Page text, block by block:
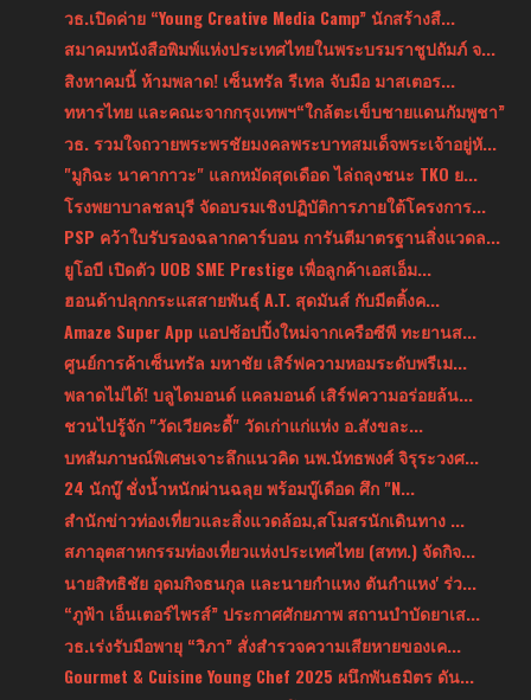
วธ.เปิดค่าย “Young Creative Media Camp” นักสร้างสื...
สมาคมหนังสือพิมพ์แห่งประเทศไทยในพระบรมราชูปถัมภ์ จ...
สิงหาคมนี้ ห้ามพลาด! เซ็นทรัล รีเทล จับมือ มาสเตอร...
ทหารไทย และคณะจากกรุงเทพฯ“ใกล้ตะเข็บชายแดนกัมพูชา”
วธ. รวมใจถวายพระพรชัยมงคลพระบาทสมเด็จพระเจ้าอยู่หั...
"มูกิฉะ นาคากาวะ" แลกหมัดสุดเดือด ไล่ถลุงชนะ TKO ย...
โรงพยาบาลชลบุรี จัดอบรมเชิงปฏิบัติการภายใต้โครงการ...
PSP คว้าใบรับรองฉลากคาร์บอน การันตีมาตรฐานสิ่งแวดล...
ยูโอบี เปิดตัว UOB SME Prestige เพื่อลูกค้าเอสเอ็ม...
ฮอนด้าปลุกกระแสสายพันธุ์ A.T. สุดมันส์ กับมีตติ้งค...
Amaze Super App แอปช้อปปิ้งใหม่จากเครือซีพี ทะยานส...
ศูนย์การค้าเซ็นทรัล มหาชัย เสิร์ฟความหอมระดับพรีเม...
พลาดไม่ได้! บลูไดมอนด์ แคลมอนด์ เสิร์ฟความอร่อยล้น...
ชวนไปรู้จัก "วัดเวียคะดี้" วัดเก่าแก่แห่ง อ.สังขละ...
บทสัมภาษณ์พิเศษเจาะลึกแนวคิด นพ.นัทธพงศ์ จิรุระวงศ...
24 นักบู๊ ชั่งน้ำหนักผ่านฉลุย พร้อมบู๊เดือด ศึก "N...
สำนักข่าวท่องเที่ยวและสิ่งแวดล้อม,สโมสรนักเดินทาง ...
สภาอุตสาหกรรมท่องเที่ยวแห่งประเทศไทย (สทท.) จัดกิจ...
นายสิทธิชัย อุดมกิจธนกุล และนายกำแหง ตันกำแหง' ร่ว...
“ภูฟ้า เอ็นเตอร์ไพรส์” ประกาศศักยภาพ สถานบำบัดยาเส...
วธ.เร่งรับมือพายุ “วิภา” สั่งสำรวจความเสียหายของเค...
Gourmet & Cuisine Young Chef 2025 ผนึกพันธมิตร ดัน...